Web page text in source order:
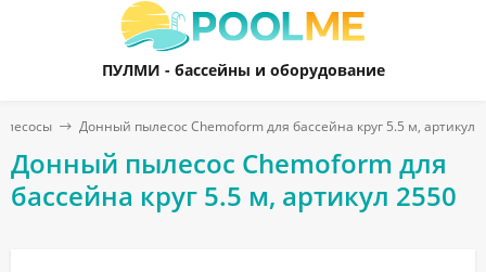
ПУЛМИ - бассейны и оборудование
Донный пылесос Chemoform для бассейна круг 5.5 м, артикул
Донный пылесос Chemoform для
бассейна круг 5.5 м, артикул 2550